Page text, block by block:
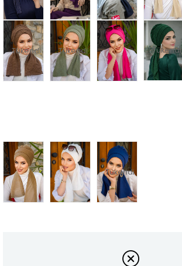
Tükendi Tükendi Tükendi
Tükendi